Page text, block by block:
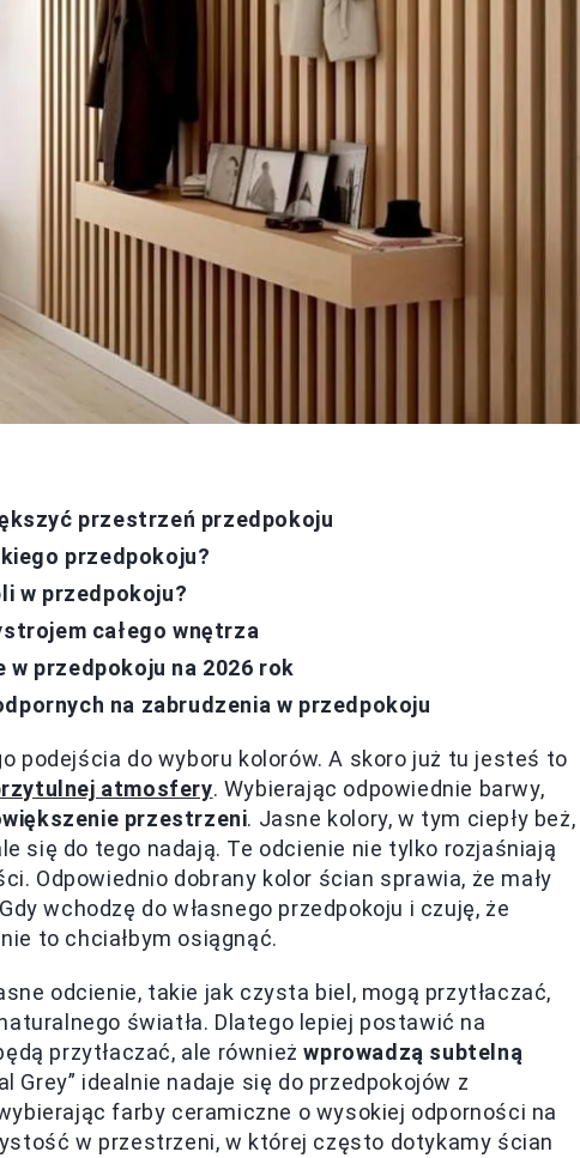
przestrzeń przedpokoju
przedpokoju?
w przedpokoju?
całego wnętrza
przedpokoju na 2026 rok
na zabrudzenia w przedpokoju
podejścia do wyboru kolorów. A skoro już tu jesteś to
atmosfery. Wybierając odpowiednie barwy,
przestrzeni. Jasne kolory, w tym ciepły beż,
się do tego nadają. Te odcienie nie tylko rozjaśniają
Odpowiednio dobrany kolor ścian sprawia, że mały
wchodzę do własnego przedpokoju i czuję, że
to chciałbym osiągnąć.
odcienie, takie jak czysta biel, mogą przytłaczać,
światła. Dlatego lepiej postawić na
przytłaczać, ale równieżwprowadzą subtelną
Grey” idealnie nadaje się do przedpokojów z
farby ceramiczne o wysokiej odporności na
w przestrzeni, w której często dotykamy ścian